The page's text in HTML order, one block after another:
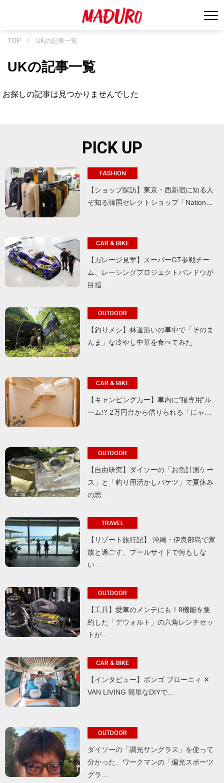
TOP / UKの記事一覧
UKの記事一覧
お探しの記事は見つかりませんでした
PICK UP
FASHION
【ショップ探訪】東京・西新宿に知る人
ぞ知る韓国セレクトショップ「Nation…
CAR & BIKE
【ガレージ見学】スーパーGT参戦チー
ム、レーシングプロジェクトバンドウが
目指…
OUTDOOR
【釣りメシ】林道沿いの車中で「そのま
んま」な冷やし中華を食べてみた
CAR & BIKE
【キャンピングカー】車内に“猫専用”ル
ーム!? 2万円台から借りられる「にゃ…
OUTDOOR
【自由研究】ダイソーの「お魚計測ケー
ス」と「釣り用活かしバケツ」で夏休み
の思…
TRAVEL
【リゾート旅行記】 沖縄・伊良部島で家
族と過ごす、プールサイドで何もしな
い…
OUTDOOR
【工具】愛車のメンテにも！8機能を集
約した「デウォルト」の六角レンチセッ
トが…
CAR & BIKE
【インタビュー】ボンゴ ブローニィ ✕
VAN LIVING 簡単なDIYで…
OUTDOOR
ダイソーの「調光サングラス」を使って
分かった、ワークマンの「偏光スポーツ
グラ…